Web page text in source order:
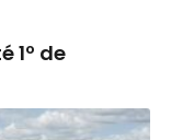
1º de